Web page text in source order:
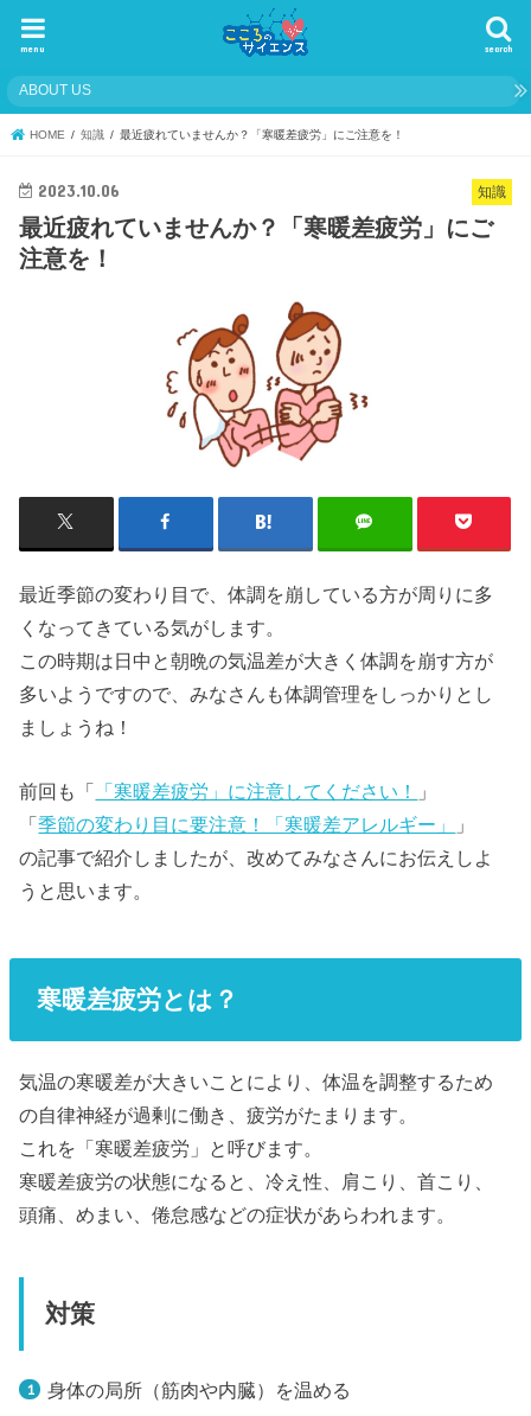
search
menu
ABOUT US
HOME 知識 最近疲れていませんか？「寒暖差疲労」にご注意を！
知識
2023.10.06
最近疲れていませんか？「寒暖差疲労」にご
注意を！
最近季節の変わり目で、体調を崩している方が周りに多
くなってきている気がします。
この時期は日中と朝晩の気温差が大きく体調を崩す方が
多いようですので、みなさんも体調管理をしっかりとし
ましょうね！
前回も「 「寒暖差疲労」に注意してください！
」
「季節の変わり目に要注意！「寒暖差アレルギー」
」
の記事で紹介しましたが、改めてみなさんにお伝えしよ
うと思います。
寒暖差疲労とは？
気温の寒暖差が大きいことにより、体温を調整するため
の自律神経が過剰に働き、疲労がたまります。
これを「寒暖差疲労」と呼びます。
寒暖差疲労の状態になると、冷え性、肩こり、首こり、
頭痛、めまい、倦怠感などの症状があらわれます。
対策
身体の局所（筋肉や内臓）を温める